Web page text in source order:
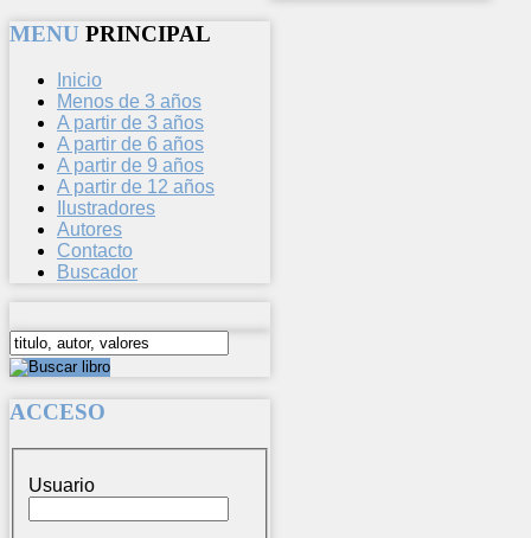
MENU PRINCIPAL
Inicio
Menos de 3 años
A partir de 3 años
A partir de 6 años
A partir de 9 años
A partir de 12 años
Ilustradores
Autores
Contacto
Buscador
ACCESO
Usuario